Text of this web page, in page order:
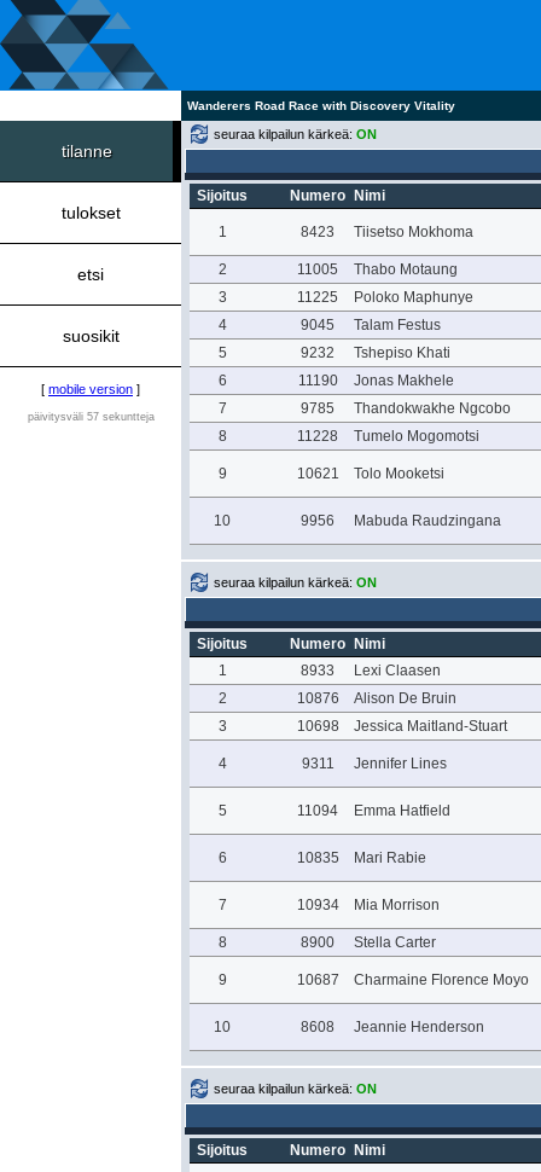
Wanderers Road Race with Discovery Vitality
tilanne
tulokset
etsi
suosikit
[ mobile version ]
päivitysväli 57 sekuntteja
seuraa kilpailun kärkeä: ON
Sijoitus Numero Nimi
1 8423 Tiisetso Mokhoma
2 11005
Thabo Motaung
3
11225
Poloko Maphunye
4
9045
Talam Festus
5
9232
Tshepiso Khati
6
11190
Jonas Makhele
7
9785
Thandokwakhe Ngcobo
8
11228 Tumelo Mogomotsi
9 10621 Tolo Mooketsi
10 9956 Mabuda Raudzingana
seuraa kilpailun kärkeä: ON
Sijoitus Numero
Nimi
1
8933
Lexi Claasen
2
10876
Alison De Bruin
3
10698 Jessica Maitland-Stuart
4 9311 Jennifer Lines
5 11094 Emma Hatfield
6 10835 Mari Rabie
7 10934 Mia Morrison
8 8900 Stella Carter
9 10687 Charmaine Florence Moyo
10 8608 Jeannie Henderson
seuraa kilpailun kärkeä: ON
Sijoitus Numero Nimi